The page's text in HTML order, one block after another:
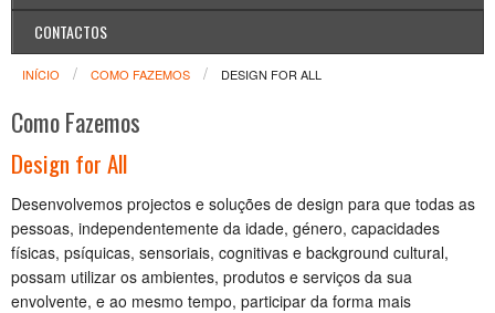
CONTACTOS
INÍCIO COMO FAZEMOS DESIGN FOR ALL
Como Fazemos
Design for All
Desenvolvemos projectos e soluções de design para que todas as
pessoas, independentemente da idade, género, capacidades
físicas, psíquicas, sensoriais, cognitivas e background cultural,
possam utilizar os ambientes, produtos e serviços da sua
envolvente, e ao mesmo tempo, participar da forma mais